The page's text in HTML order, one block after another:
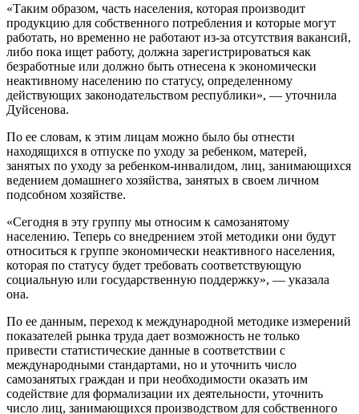
«Таким образом, часть населения, которая производит
продукцию для собственного потребления и которые могут
работать, но временно не работают из-за отсутствия вакансий,
либо пока ищет работу, должна зарегистрироваться как
безработные или должно быть отнесена к экономически
неактивному населению по статусу, определенному
действующих законодательством республики», — уточнила
Дуйсенова.
По ее словам, к этим лицам можно было бы отнести
находящихся в отпуске по уходу за ребенком, матерей,
занятых по уходу за ребенком-инвалидом, лиц, занимающихся
ведением домашнего хозяйства, занятых в своем личном
подсобном хозяйстве.
«Сегодня в эту группу мы относим к самозанятому
населению. Теперь со внедрением этой методики они будут
относиться к группе экономически неактивного населения,
которая по статусу будет требовать соответствующую
социальную или государственную поддержку», — указала
она.
По ее данным, переход к международной методике измерений
показателей рынка труда дает возможность не только
привести статистические данные в соответствии с
международными стандартами, но и уточнить число
самозанятых граждан и при необходимости оказать им
содействие для формализации их деятельности, уточнить
число лиц, занимающихся производством для собственного